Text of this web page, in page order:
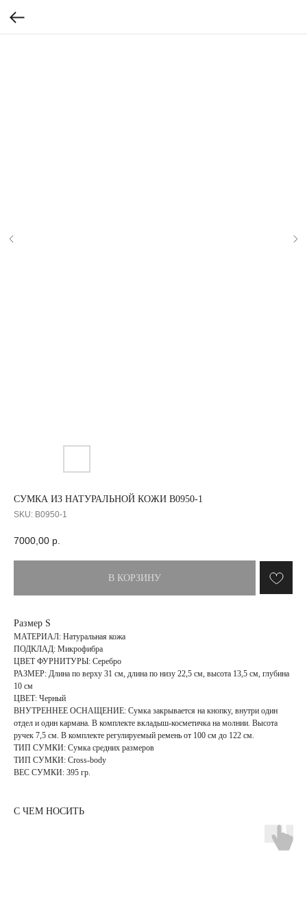
СУМКА ИЗ НАТУРАЛЬНОЙ КОЖИ B0950-1
SKU: B0950-1
7000,00 р.
В КОРЗИНУ
Размер S
МАТЕРИАЛ: Натуральная кожа
ПОДКЛАД: Микрофибра
ЦВЕТ ФУРНИТУРЫ: Cеребро
РАЗМЕР: Длина по верху 31 см, длина по низу 22,5 см, высота 13,5 см, глубина
10 см
ЦВЕТ: Черный
ВНУТРЕННЕЕ ОСНАЩЕНИЕ: Сумка закрывается на кнопку, внутри один
отдел и один кармана. В комплекте вкладыш-косметичка на молнии. Высота
ручек 7,5 см. В комплекте регулируемый ремень от 100 см до 122 см.
ТИП СУМКИ: Сумка средних размеров
ТИП СУМКИ: Cross-body
ВЕС СУМКИ: 395 гр.
С ЧЕМ НОСИТЬ